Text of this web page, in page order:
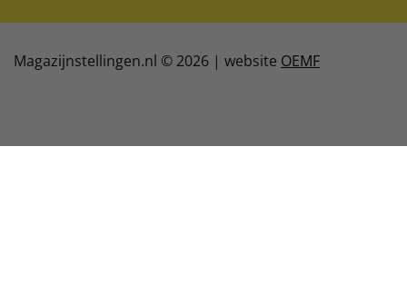
Magazijnstellingen.nl © 2026 | website OEMF